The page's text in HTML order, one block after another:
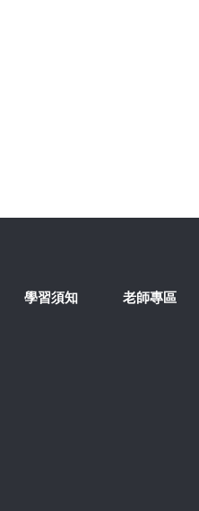
學習須知 老師專區